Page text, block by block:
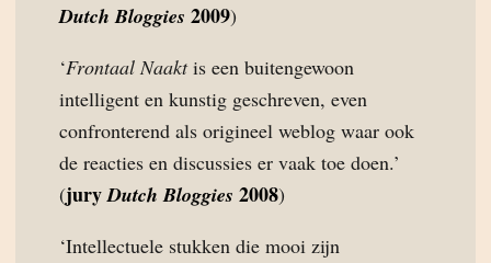
Dutch Bloggies 2009)
‘Frontaal Naaktis een buitengewoon
intelligent en kunstig geschreven, even
confronterend als origineel weblog waar ook
de reacties en discussies er vaak toe doen.’
(juryDutch Bloggies 2008)
‘Intellectuele stukken die mooi zijn